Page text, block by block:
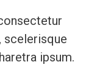
scelerisque
ipsum.